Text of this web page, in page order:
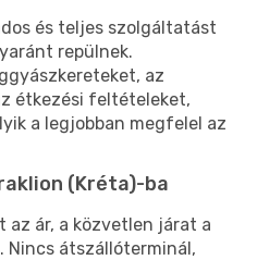
és teljes szolgáltatást
repülnek.
az
étkezési feltételeket,
a legjobban megfelel az
(Kréta)-ba
az ár, a közvetlen járat a
Nincs átszállóterminál,